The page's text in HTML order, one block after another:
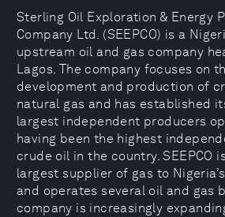
Sterling Oil Exploration & Energy
Company Ltd. (SEEPCO) is a
upstream oil and gas company
Lagos. The company focuses on
development and production of
natural gas and has established
largest independent producers
having been the highest
crude oil in the country. SEEPCO
largest supplier of gas to
and operates several oil and gas
company is increasingly